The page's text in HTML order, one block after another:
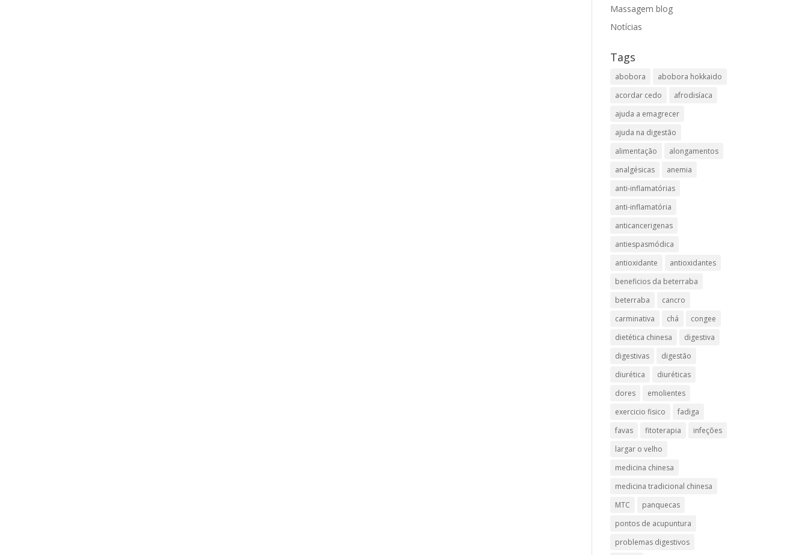
Massagem blog
Notícias
Tags
abobora
abobora hokkaido
acordar cedo
afrodisíaca
ajuda a emagrecer
ajuda na digestão
alimentação
alongamentos
analgésicas
anemia
anti-inflamatórias
anti-inflamatória​
anticancerigenas
antiespasmódica
antioxidante
antioxidantes
beneficios da beterraba
beterraba
cancro
carminativa
chá
congee
dietética chinesa
digestiva
digestivas
digestão
diurética
diuréticas​
dores
emolientes
exercicio fisico
fadiga
favas
fitoterapia
infeções
largar o velho
medicina chinesa
medicina tradicional chinesa
MTC
panquecas
pontos de acupuntura
problemas digestivos